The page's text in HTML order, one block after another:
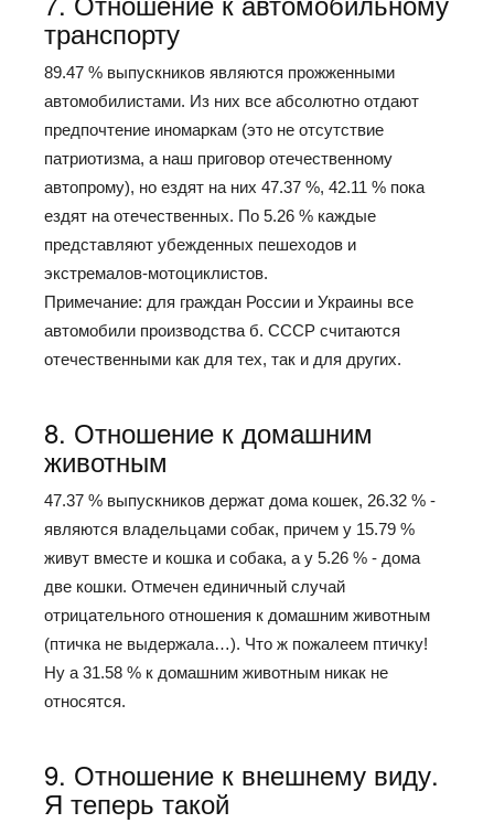
транспорту
89.47 % выпускников являются прожженными
автомобилистами. Из них все абсолютно отдают
предпочтение иномаркам (это не отсутствие
патриотизма, а наш приговор отечественному
автопрому), но ездят на них 47.37 %, 42.11 % пока
ездят на отечественных. По 5.26 % каждые
представляют убежденных пешеходов и
экстремалов-мотоциклистов.
Примечание: для граждан России и Украины все
автомобили производства б. СССР считаются
отечественными как для тех, так и для других.
8. Отношение к домашним
животным
47.37 % выпускников держат дома кошек, 26.32 % -
являются владельцами собак, причем у 15.79 %
живут вместе и кошка и собака, а у 5.26 % - дома
две кошки. Отмечен единичный случай
отрицательного отношения к домашним животным
(птичка не выдержала…). Что ж пожалеем птичку!
Ну а 31.58 % к домашним животным никак не
относятся.
9. Отношение к внешнему виду.
Я теперь такой